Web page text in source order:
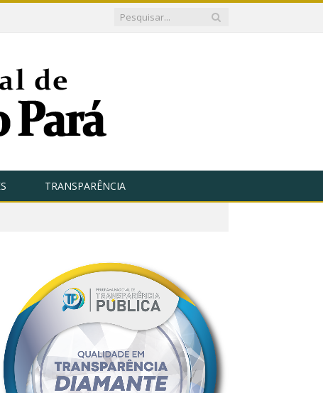
TRANSPARÊNCIA